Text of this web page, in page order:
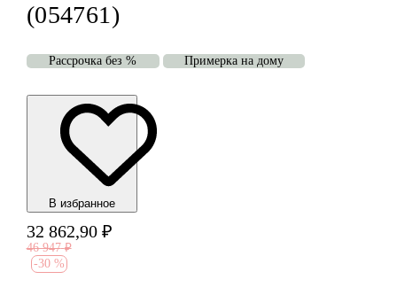
(054761)
Рассрочка без % Примерка на дому
В избранноe
32 862,90 ₽
46 947 ₽
-30 %